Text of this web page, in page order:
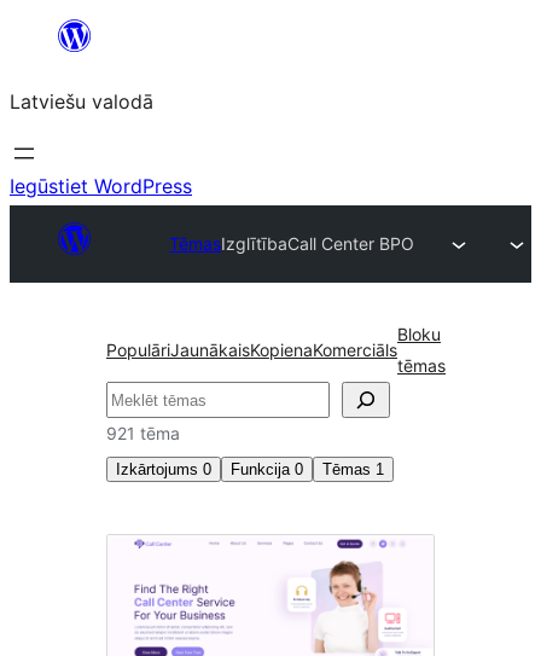
Pāriet
saturu
Latviešu valodā
Iegūstiet WordPress
TēmasIzglītībaCall Center BPO
PopulāriJaunākaisKopienaKomerciāls
Bloku
tēmas
Meklēt
921 tēma
Izkārtojums 0 Funkcija 0 Tēmas 1
Izglītība